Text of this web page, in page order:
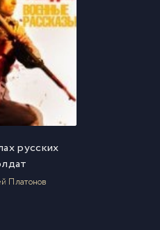
русских
Платонов